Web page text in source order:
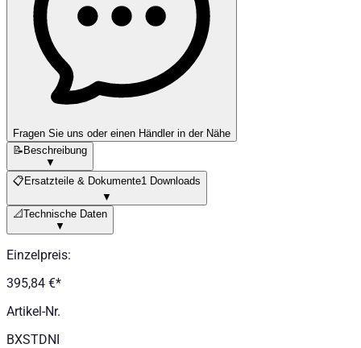
Fragen Sie uns oder einen Händler in der Nähe
📝Beschreibung
▼
📋Ersatzteile & Dokumente1 Downloads
▼
📐Technische Daten
▼
Einzelpreis:
395,84 €*
Artikel-Nr.
BXSTDNI